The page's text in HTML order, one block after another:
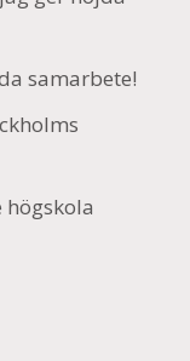
samarbete!
högskola